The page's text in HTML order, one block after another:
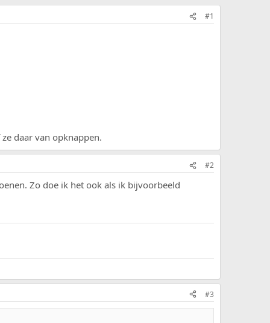
#1
daar van opknappen.
#2
Zo doe ik het ook als ik bijvoorbeeld
#3